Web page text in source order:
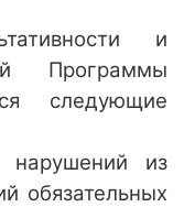
и
Программы
следующие
из
обязательных